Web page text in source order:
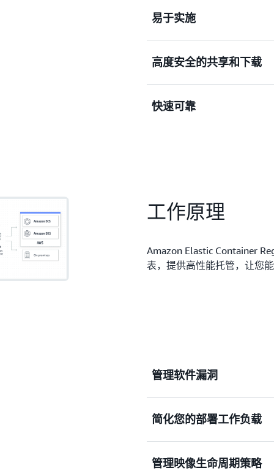
易于实施
无需安装或扩展基础设施
高度安全的共享和下载
通过具有自动加密和访问
快速可靠
工作原理
Amazon Elastic Container
表，提供高性能托管，让您
管理软件漏洞
使用紧密集成的 Amazon
简化您的部署工作负载
使用单个命令发布容器化
管理映像生命周期策略